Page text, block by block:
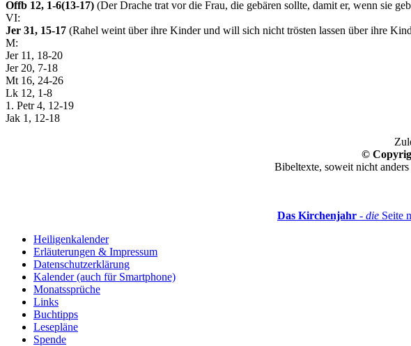
Offb 12, 1-6(13-17) (Der Drache trat vor die Frau, die gebären sollte, damit er, wenn sie
VI:
Jer 31, 15-17 (Rahel weint über ihre Kinder und will sich nicht trösten lassen über ihre
M:
Jer 11, 18-20
Jer 20, 7-18
Mt 16, 24-26
Lk 12, 1-8
1. Petr 4, 12-19
Jak 1, 12-18
©
Bibeltexte, soweit nicht
Das Kirchenjahr - die Seite
Heiligenkalender
Erläuterungen & Impressum
Datenschutzerklärung
Kalender (auch für Smartphone)
Monatssprüche
Links
Buchtipps
Lesepläne
Spende